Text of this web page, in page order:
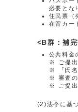
必要とな
住民票（
在留カー
<B群：補
公共料金
※
ご提
※
「氏
※
審査
※
ご提
(2)法令に基